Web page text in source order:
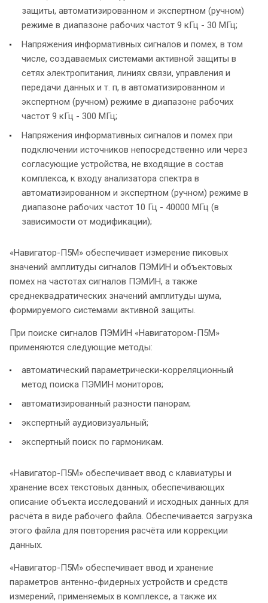
защиты, автоматизированном и экспертном (ручном)
режиме в диапазоне рабочих частот 9 кГц - 30 МГц;
Напряжения информативных сигналов и помех, в том
числе, создаваемых системами активной защиты в
сетях электропитания, линиях связи, управления и
передачи данных и т. п, в автоматизированном и
экспертном (ручном) режиме в диапазоне рабочих
частот 9 кГц - 300 МГц;
Напряжения информативных сигналов и помех при
подключении источников непосредственно или через
согласующие устройства, не входящие в состав
комплекса, к входу анализатора спектра в
автоматизированном и экспертном (ручном) режиме в
диапазоне рабочих частот 10 Гц - 40000 МГц (в
зависимости от модификации);
«Навигатор-П5М» обеспечивает измерение пиковых
значений амплитуды сигналов ПЭМИН и объектовых
помех на частотах сигналов ПЭМИН, а также
среднеквадратических значений амплитуды шума,
формируемого системами активной защиты.
При поиске сигналов ПЭМИН «Навигатором-П5М»
применяются следующие методы:
автоматический параметрически-корреляционный
метод поиска ПЭМИН мониторов;
автоматизированный разности панорам;
экспертный аудиовизуальный;
экспертный поиск по гармоникам.
«Навигатор-П5М» обеспечивает ввод с клавиатуры и
хранение всех текстовых данных, обеспечивающих
описание объекта исследований и исходных данных для
расчёта в виде рабочего файла. Обеспечивается загрузка
этого файла для повторения расчёта или коррекции
данных.
«Навигатор-П5М» обеспечивает ввод и хранение
параметров антенно-фидерных устройств и средств
измерений, применяемых в комплексе, а также их